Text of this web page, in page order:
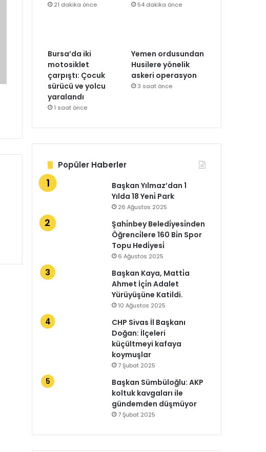
21 dakika önce 54 dakika önce
Bursa’da iki
motosiklet
çarpıştı: Çocuk
sürücü ve yolcu
yaralandı
1 saat önce
Yemen ordusundan
Husilere yönelik
askeri operasyon
3 saat önce
Popüler Haberler
Başkan Yılmaz’dan 1
Yılda 18 Yeni̇ Park
26 Ağustos 2025
Şahi̇nbey Beledi̇yesi̇nden
Öğrenci̇lere 160 Bi̇n Spor
Topu Hedi̇yesi̇
6 Ağustos 2025
Başkan Kaya, Matti̇a
Ahmet İçi̇n Adalet
Yürüyüşüne Katildi.
10 Ağustos 2025
CHP Sivas İl Başkanı
Doğan: İlçeleri
küçültmeyi kafaya
koymuşlar
7 Şubat 2025
Başkan Sümbüloğlu: AKP
koltuk kavgaları ile
gündemden düşmüyor
7 Şubat 2025